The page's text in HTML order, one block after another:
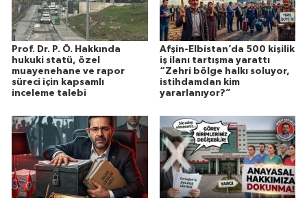
Prof. Dr. P. Ö. Hakkında
hukuki statü, özel
muayenehane ve rapor
süreci için kapsamlı
inceleme talebi
Afşin-Elbistan’da 500 kişilik
iş ilanı tartışma yarattı
“Zehri bölge halkı soluyor,
istihdamdan kim
yararlanıyor?”